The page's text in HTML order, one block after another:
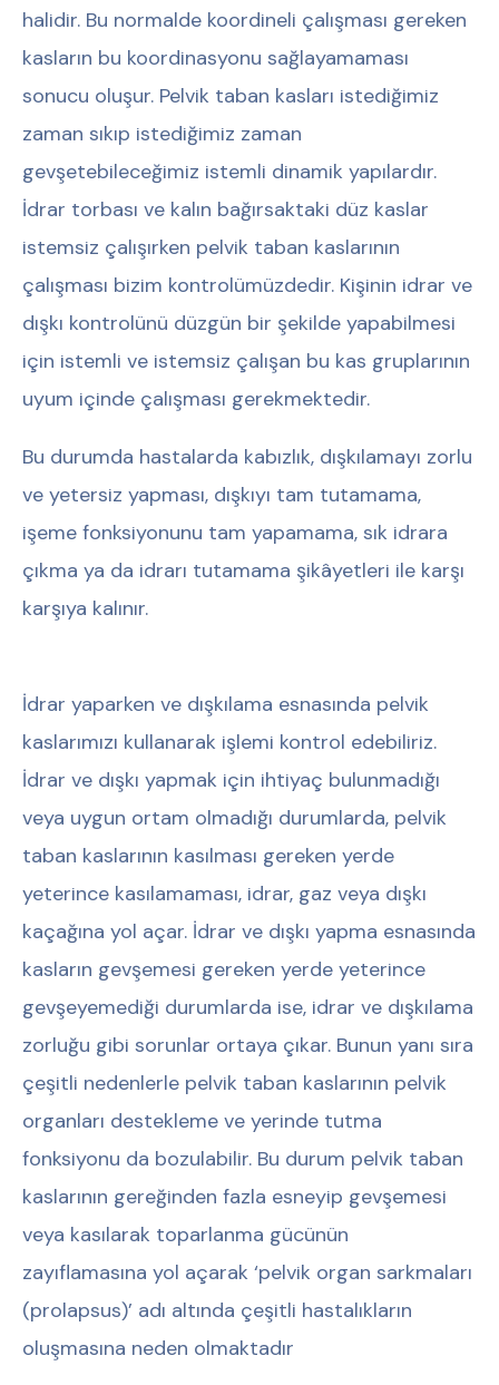
halidir. Bu normalde koordineli çalışması gereken
kasların bu koordinasyonu sağlayamaması
sonucu oluşur. Pelvik taban kasları istediğimiz
zaman sıkıp istediğimiz zaman
gevşetebileceğimiz istemli dinamik yapılardır.
İdrar torbası ve kalın bağırsaktaki düz kaslar
istemsiz çalışırken pelvik taban kaslarının
çalışması bizim kontrolümüzdedir. Kişinin idrar ve
dışkı kontrolünü düzgün bir şekilde yapabilmesi
için istemli ve istemsiz çalışan bu kas gruplarının
uyum içinde çalışması gerekmektedir.
Bu durumda hastalarda kabızlık, dışkılamayı zorlu
ve yetersiz yapması, dışkıyı tam tutamama,
işeme fonksiyonunu tam yapamama, sık idrara
çıkma ya da idrarı tutamama şikâyetleri ile karşı
karşıya kalınır.
İdrar yaparken ve dışkılama esnasında pelvik
kaslarımızı kullanarak işlemi kontrol edebiliriz.
İdrar ve dışkı yapmak için ihtiyaç bulunmadığı
veya uygun ortam olmadığı durumlarda, pelvik
taban kaslarının kasılması gereken yerde
yeterince kasılamaması, idrar, gaz veya dışkı
kaçağına yol açar. İdrar ve dışkı yapma esnasında
kasların gevşemesi gereken yerde yeterince
gevşeyemediği durumlarda ise, idrar ve dışkılama
zorluğu gibi sorunlar ortaya çıkar. Bunun yanı sıra
çeşitli nedenlerle pelvik taban kaslarının pelvik
organları destekleme ve yerinde tutma
fonksiyonu da bozulabilir. Bu durum pelvik taban
kaslarının gereğinden fazla esneyip gevşemesi
veya kasılarak toparlanma gücünün
zayıflamasına yol açarak ‘pelvik organ sarkmaları
(prolapsus)’ adı altında çeşitli hastalıkların
oluşmasına neden olmaktadır